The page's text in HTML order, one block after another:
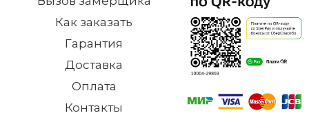
Как заказать
Гарантия
Доставка
Оплата
Контакты